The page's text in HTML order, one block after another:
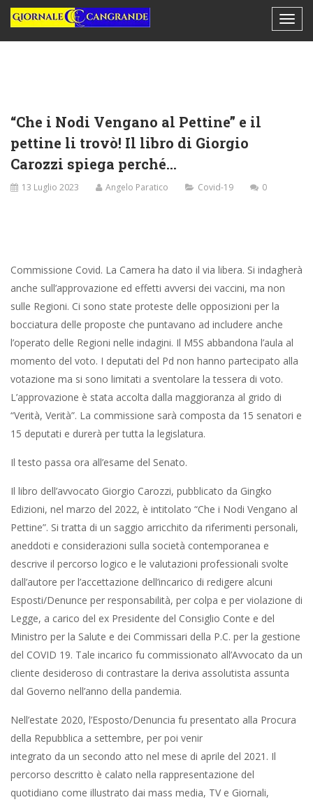
“Che i Nodi Vengano al Pettine” e il
pettine li trovò! Il libro di Giorgio
Carozzi spiega perché…
13 Luglio 2023 Angelo Paratico Covid-19 0
Commissione Covid. La Camera ha dato il via libera. Si indagherà
anche sull’approvazione ed effetti avversi dei vaccini, ma non
sulle Regioni. Ci sono state proteste delle opposizioni per la
bocciatura delle proposte che puntavano ad includere anche
l’operato delle Regioni nelle indagini. Il M5S abbandona l’aula al
momento del voto. I deputati del Pd non hanno partecipato alla
votazione ma si sono limitati a sventolare la tessera di voto.
L’approvazione è stata accolta dalla maggioranza al grido di
“Verità, Verità”. La commissione sarà composta da 15 senatori e
15 deputati e durerà per tutta la legislatura.
Il testo passa ora all’esame del Senato.
Il libro dell’avvocato Giorgio Carozzi, pubblicato da Gingko
Edizioni, nel marzo del 2022, è intitolato “Che i Nodi Vengano al
Pettine”. Si tratta di un saggio arricchito da riferimenti personali,
aneddoti e considerazioni sulla società contemporanea e
descrive il percorso logico e le valutazioni professionali svolte
dall’autore per l’accettazione dell’incarico di redigere alcuni
Esposti/Denunce per responsabilità, per colpa e per violazione di
Legge, a carico del ex Presidente del Consiglio Conte e del
Ministro per la Salute e dei Commissari della P.C. per la gestione
del COVID 19. Tale incarico fu commissionato all’Avvocato da un
cliente desideroso di contrastare la deriva assolutista assunta
dal Governo nell’anno della pandemia.
Nell’estate 2020, l’Esposto/Denuncia fu presentato alla Procura
della Repubblica a settembre, per poi venir
integrato da un secondo atto nel mese di aprile del 2021. Il
percorso descritto è calato nella rappresentazione del
quotidiano come illustrato dai mass media, TV e Giornali,